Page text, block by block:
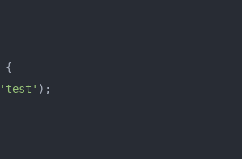
{
'test' );